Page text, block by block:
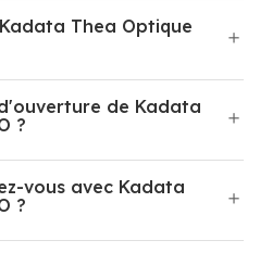
Thea Optique
de Kadata
?
vous avec Kadata
?